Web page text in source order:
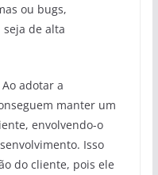
ou bugs,
de alta
Ao adotar a
manter um
envolvendo-o
Isso
do cliente, pois ele